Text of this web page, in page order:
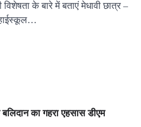
विशेषता के बारे में बताएं मेधावी छात्र –
हाईस्कूल…
का गहरा एहसास डीएम